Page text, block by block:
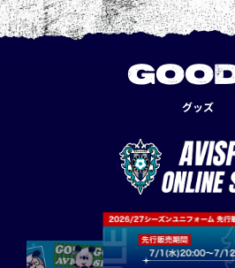
グッズ